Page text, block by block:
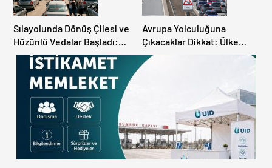
Sılayolunda Dönüş Çilesi ve
Hüzünlü Vedalar Başladı:
Kapıkule’de Yoğunluk
Artıyor!
Avrupa Yolculuğuna
Çıkacaklar Dikkat: Ülke
Ülke Güncel Trafik Kuralları,
Avrupa Otoyol Hız Limitleri